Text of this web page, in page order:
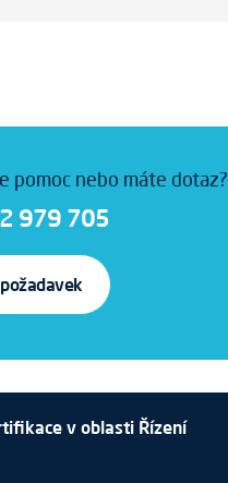
pomoc nebo máte dotaz?
979 705
v oblasti Řízení